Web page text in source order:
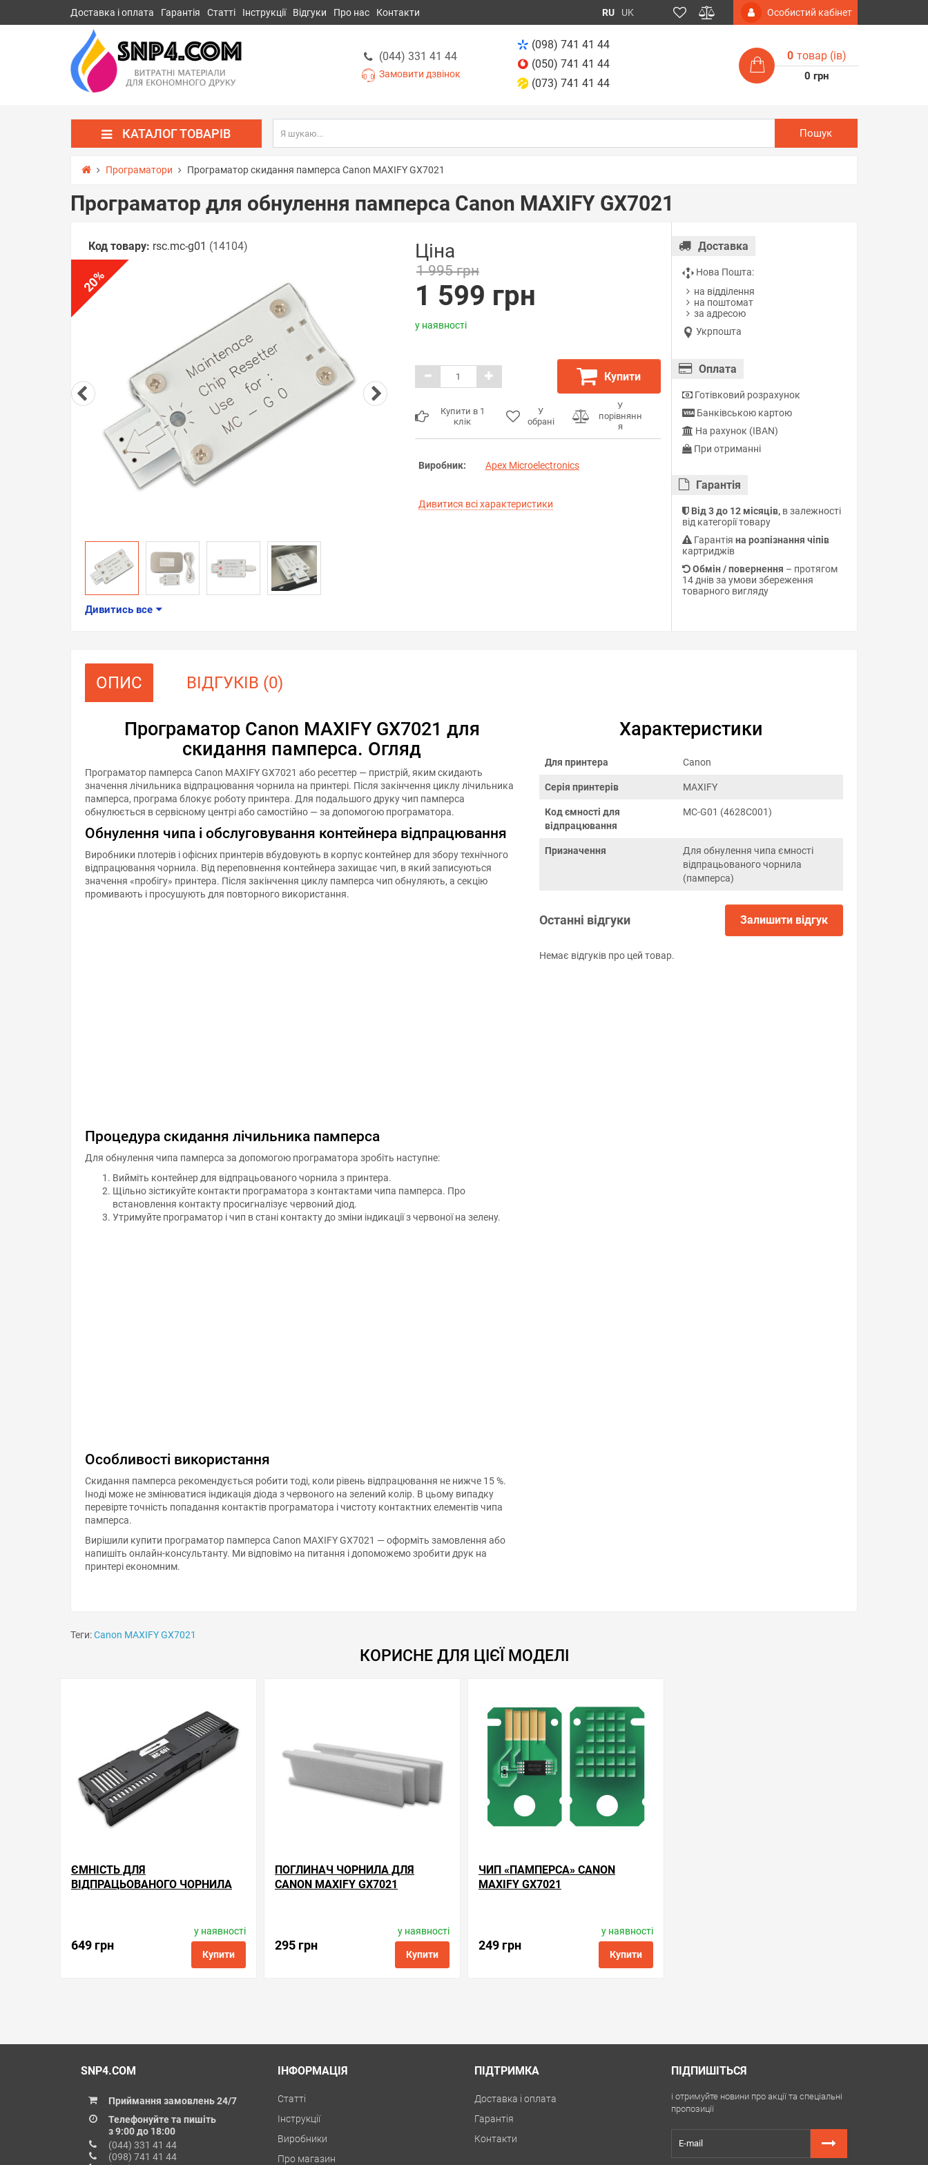
Доставка і оплата Гарантія Статті Інструкції Відгуки Про нас Контакти RU UK Особистий кабінет
(044) 331 41 44
Замовити дзвінок
(098) 741 41 44
(050) 741 41 44
(073) 741 41 44
0 товар (iв)
0 грн
КАТАЛОГ ТОВАРІВ Пошук
Програматори Програматор скидання памперса Canon MAXIFY GX7021
Програматор для обнулення памперса Canon MAXIFY GX7021
Код товару: rsс.mc-g01 (14104)
20
%
Дивитись все
Ціна
1 995 грн
1 599 грн
у наявності
Купити
Купити в 1
клік
У
обрані
У
порівнянн
я
Виробник: Apex Microelectronics
Дивитися всі характеристики
Доставка
Нова Пошта:
на відділення
на поштомат
за адресою
Укрпошта
Оплата
Готівковий розрахунок
Банківською картою
На рахунок (IBAN)
При отриманні
Гарантiя
Від 3 до 12 місяців,в залежності
від категорії товару
Гарантія на розпізнання чіпів
картриджів
Обмін / повернення – протягом
14 днів за умови збереження
товарного вигляду
ОПИС ВІДГУКІВ (0)
Програматор Canon MAXIFY GX7021 для
скидання памперса. Огляд
Програматор памперса Canon MAXIFY GX7021 або ресеттер — пристрій, яким скидають
значення лічильника відпрацювання чорнила на принтері. Після закінчення циклу лічильника
памперса, програма блокує роботу принтера. Для подальшого друку чип памперса
обнулюється в сервісному центрі або самостійно — за допомогою програматора.
Обнулення чипа і обслуговування контейнера відпрацювання
Виробники плотерів і офісних принтерів вбудовують в корпус контейнер для збору технічного
відпрацювання чорнила. Від переповнення контейнера захищає чип, в який записуються
значення «пробігу» принтера. Після закінчення циклу памперса чип обнуляють, а секцію
промивають і просушують для повторного використання.
Процедура скидання лічильника памперса
Для обнулення чипа памперса за допомогою програматора зробіть наступне:
Вийміть контейнер для відпрацьованого чорнила з принтера.
Щільно зістикуйте контакти програматора з контактами чипа памперса. Про
встановлення контакту просигналізує червоний діод.
Утримуйте програматор і чип в стані контакту до зміни індикації з червоної на зелену.
Особливості використання
Іноді може не змінюватися індикація діода з червоного на зелений колір. В цьому випадку
перевірте точність попадання контактів програматора і чистоту контактних елементів чипа
памперса.
напишіть онлайн-консультанту. Ми відповімо на питання і допоможемо зробити друк на
принтері економним.
Характеристики
Для принтера Canon
Серія принтерів MAXIFY
Код ємності для
відпрацювання
MC-G01 (4628C001)
Призначення
Для обнулення чипа ємності
відпрацьованого чорнила
(памперса)
Останні відгуки Залишити відгук
Немає відгуків про цей товар.
КОРИСНЕ ДЛЯ ЦІЄЇ МОДЕЛІ
ЄМНІСТЬ ДЛЯ
ВІДПРАЦЬОВАНОГО ЧОРНИЛА
CANON MAXIFY GX7021
649 грн mc.mc-g01
ПОГЛИНАЧ ЧОРНИЛА ДЛЯ
CANON MAXIFY GX7021
295 грн ac.mc-g01
ЧИП «ПАМПЕРСА» CANON
MAXIFY GX7021
249 грн cc.mc-g01
SNP4.COM
з 9:00 до 18:00
(044) 331 41 44
(098) 741 41 44
(073) 741 41 44
ІНФОРМАЦІЯ ПІДТРИМКА ПІДПИШІТЬСЯ
пропозиції